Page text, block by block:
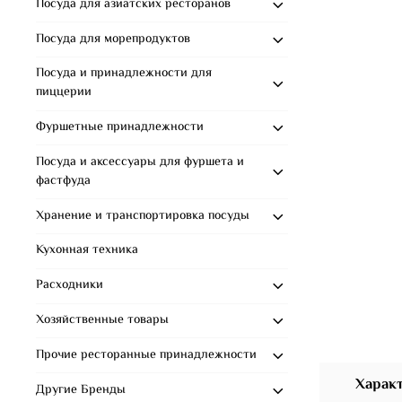
Посуда для азиатских ресторанов
Посуда для морепродуктов
Посуда и принадлежности для
пиццерии
Фуршетные принадлежности
Посуда и аксессуары для фуршета и
фастфуда
Хранение и транспортировка посуды
Кухонная техника
Расходники
Хозяйственные товары
Прочие ресторанные принадлежности
Другие Бренды